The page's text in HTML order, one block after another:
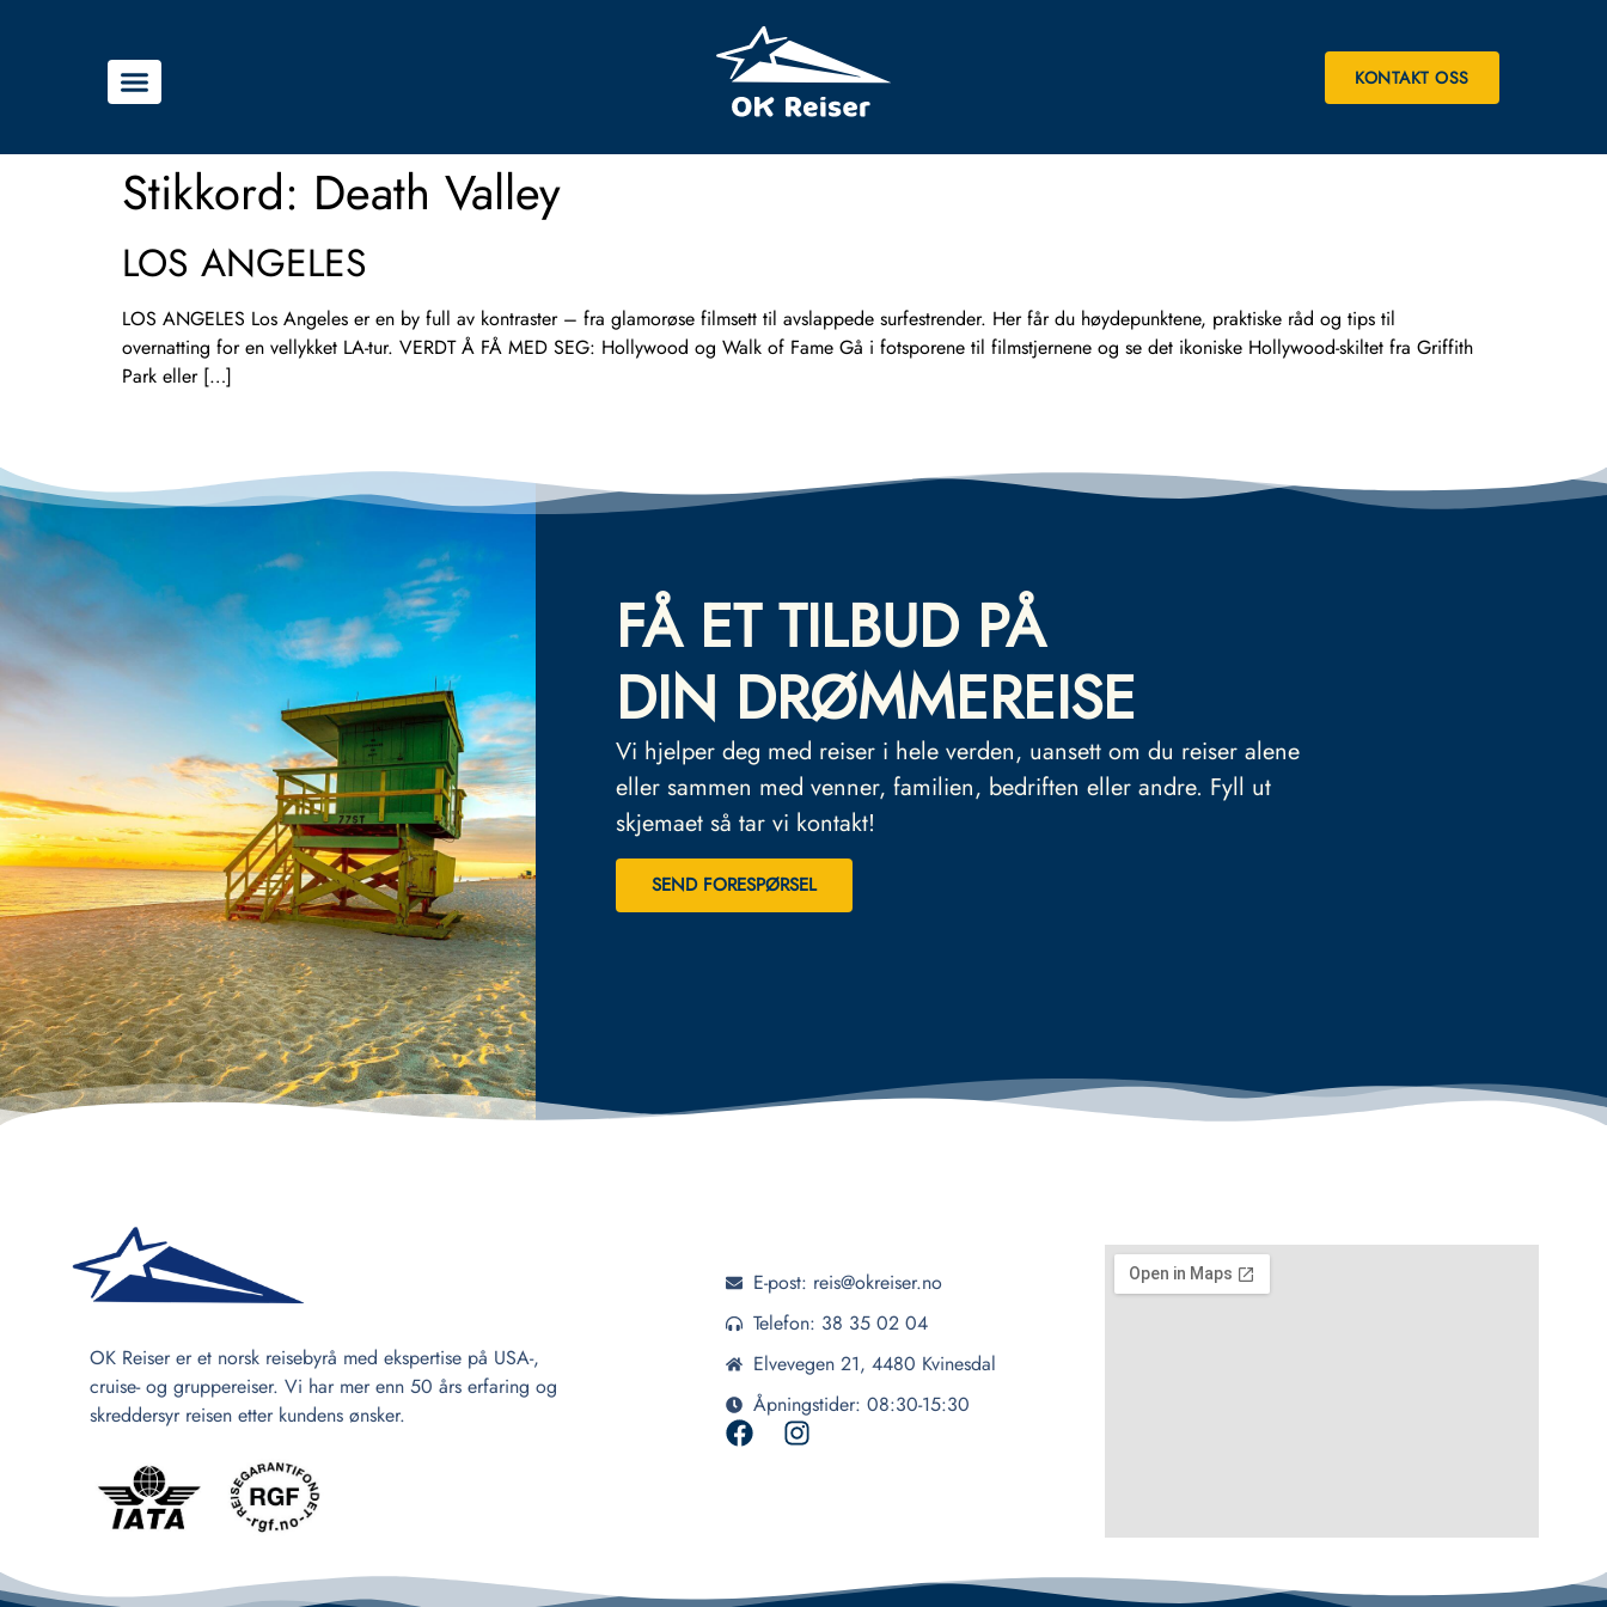
KONTAKT OSS
Stikkord: Death Valley
LOS ANGELES
LOS ANGELES Los Angeles er en by full av kontraster – fra glamorøse filmsett til avslappede surfestrender. Her får du høydepunktene, praktiske råd og tips til
overnatting for en vellykket LA-tur. VERDT Å FÅ MED SEG: Hollywood og Walk of Fame Gå i fotsporene til filmstjernene og se det ikoniske Hollywood-skiltet fra Griffith
Park eller […]
FÅ ET TILBUD PÅ
DIN DRØMMEREISE
Vi hjelper deg med reiser i hele verden, uansett om du reiser alene
eller sammen med venner, familien, bedriften eller andre. Fyll ut
skjemaet så tar vi kontakt!
SEND FORESPØRSEL
OK Reiser er et norsk reisebyrå med ekspertise på USA-,
cruise- og gruppereiser. Vi har mer enn 50 års erfaring og
skreddersyr reisen etter kundens ønsker.
E-post: reis@okreiser.no
Telefon: 38 35 02 04
Elvevegen 21, 4480 Kvinesdal
Åpningstider: 08:30-15:30